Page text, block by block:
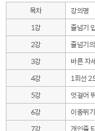
목차
강의명
1강
줄넘기
2강
줄넘기
3강
바른 자
4강
1회선 2
5강
엇걸어
6강
이중뛰기
7강
개인줄